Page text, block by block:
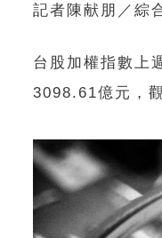
記者陳献朋／綜
台股加權指數上
3098.61億元，